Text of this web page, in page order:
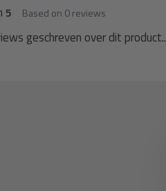
5 Based on 0 reviews
geschreven over dit product..